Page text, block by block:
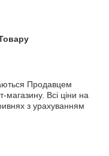
Продавцем
магазину. Всі ціни на
з урахуванням